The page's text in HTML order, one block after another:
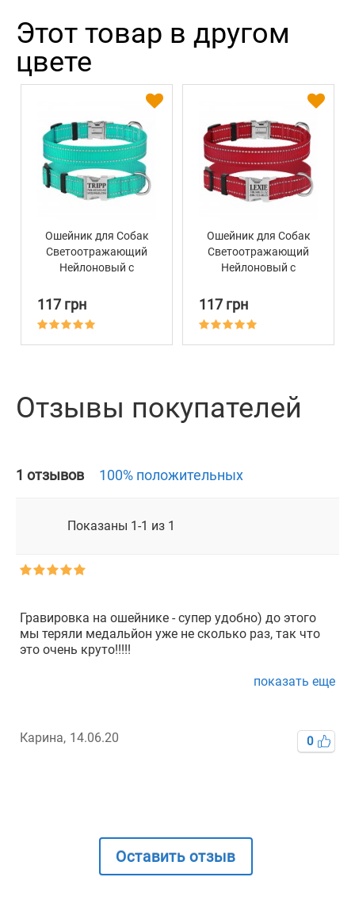
Этот товар в другом
цвете
Ошейник для Собак
Светоотражающий
Нейлоновый с
Пряжкой BronzeDog
Active Ментоловый
117 грн
Ошейник для Собак
Светоотражающий
Нейлоновый с
Пряжкой BronzeDog
Active Красный
117 грн
Отзывы покупателей
1 отзывов 100% положительных
Показаны 1-1 из 1
Гравировка на ошейнике - супер удобно) до этого
мы теряли медальйон уже не сколько раз, так что
это очень круто!!!!!
показать еще
Карина, 14.06.20 0
Оставить отзыв